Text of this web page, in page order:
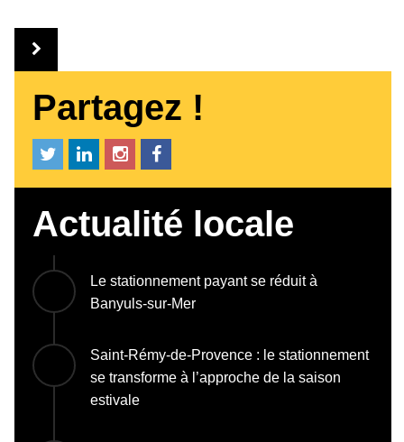
Partagez !
Actualité locale
Le stationnement payant se réduit à
Banyuls-sur-Mer
Saint-Rémy-de-Provence : le stationnement
se transforme à l’approche de la saison
estivale